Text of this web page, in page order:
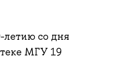
летию со дня
МГУ 19